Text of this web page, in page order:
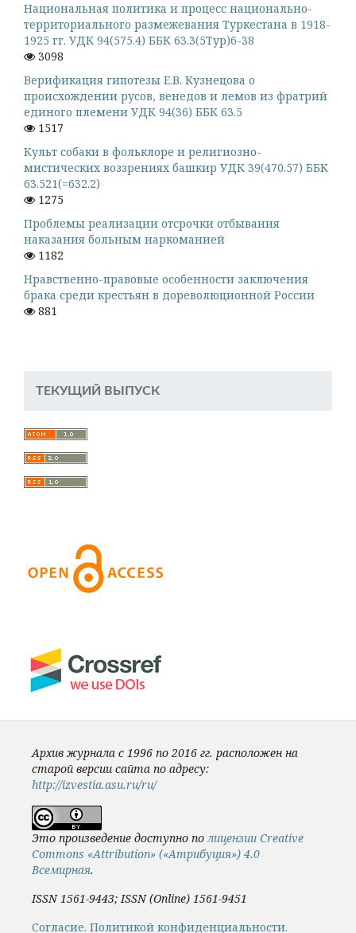
Национальная политика и процесс национально-
территориального размежевания Туркестана в 1918-
1925 гг. УДК 94(575.4) ББК 63.3(5Тур)6-38
3098
Верификация гипотезы Е.В. Кузнецова о
происхождении русов, венедов и лемов из фратрий
единого племени УДК 94(36) ББК 63.5
1517
Культ собаки в фольклоре и религиозно-
мистических воззрениях башкир УДК 39(470.57) ББК
63.521(=632.2)
1275
Проблемы реализации отсрочки отбывания
наказания больным наркоманией
1182
Нравственно-правовые особенности заключения
брака среди крестьян в дореволюционной России
881
ТЕКУЩИЙ ВЫПУСК
Архив журнала с 1996 по 2016 гг. расположен на
старой версии сайта по адресу:
http://izvestia.asu.ru/ru/
Это произведение доступно полицензии Creative
Commons «Attribution» («Атрибуция») 4.0
Всемирная.
ISSN 1561-9443; ISSN (Online) 1561-9451
Cогласие. Политикой конфиденциальности.